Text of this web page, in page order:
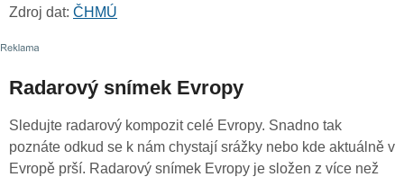
Zdroj dat: ČHMÚ
Radarový snímek Evropy
Sledujte radarový kompozit celé Evropy. Snadno tak
poznáte odkud se k nám chystají srážky nebo kde aktuálně v
Evropě prší. Radarový snímek Evropy je složen z více než